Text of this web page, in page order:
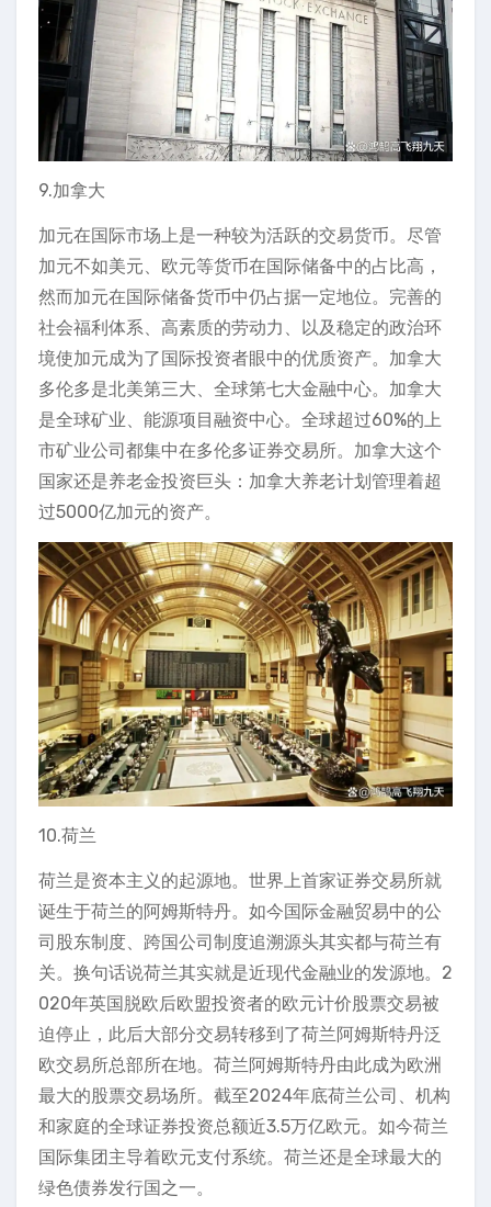
9.加拿大
加元在国际市场上是一种较为活跃的交易货币。尽管
加元不如美元、欧元等货币在国际储备中的占比高，
然而加元在国际储备货币中仍占据一定地位。完善的
社会福利体系、高素质的劳动力、以及稳定的政治环
境使加元成为了国际投资者眼中的优质资产。加拿大
多伦多是北美第三大、全球第七大金融中心。加拿大
是全球矿业、能源项目融资中心。全球超过60%的上
市矿业公司都集中在多伦多证券交易所。加拿大这个
国家还是养老金投资巨头：加拿大养老计划管理着超
过5000亿加元的资产。
10.荷兰
荷兰是资本主义的起源地。世界上首家证券交易所就
诞生于荷兰的阿姆斯特丹。如今国际金融贸易中的公
司股东制度、跨国公司制度追溯源头其实都与荷兰有
关。换句话说荷兰其实就是近现代金融业的发源地。2
020年英国脱欧后欧盟投资者的欧元计价股票交易被
迫停止，此后大部分交易转移到了荷兰阿姆斯特丹泛
欧交易所总部所在地。荷兰阿姆斯特丹由此成为欧洲
最大的股票交易场所。截至2024年底荷兰公司、机构
和家庭的全球证券投资总额近3.5万亿欧元。如今荷兰
国际集团主导着欧元支付系统。荷兰还是全球最大的
绿色债券发行国之一。